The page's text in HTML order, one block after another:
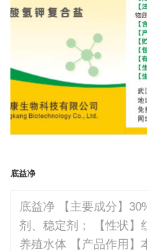
底益净
底益净 【主要成分】
剂、稳定剂； 【性状】
养殖水体 【产品作用】